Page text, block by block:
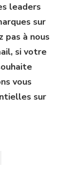
leaders
sur
pas à nous
si votre
vous
sur